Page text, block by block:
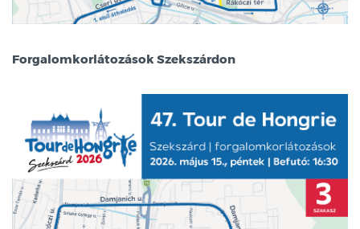
Forgalomkorlátozások Szekszárdon